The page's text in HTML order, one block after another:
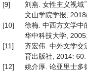
[9]
刘燕. 女性主义视域
文山学院学报,
[10]
徐梅. 中西方文学中
华中科技大学,
[11]
齐宏伟. 中外文学交
育出版社, 2014: 60.
[12]
姚介厚. 论亚里士多